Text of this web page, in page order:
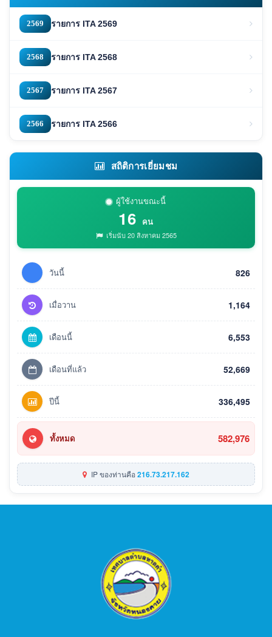
2569 รายการ ITA 2569
2568 รายการ ITA 2568
2567 รายการ ITA 2567
2566 รายการ ITA 2566
สถิติการเยี่ยมชม
ผู้ใช้งานขณะนี้
16 คน
เริ่มนับ 20 สิงหาคม 2565
วันนี้ 826
เมื่อวาน 1,164
เดือนนี้ 6,553
เดือนที่แล้ว 52,669
ปีนี้ 336,495
ทั้งหมด 582,976
IP ของท่านคือ216.73.217.162